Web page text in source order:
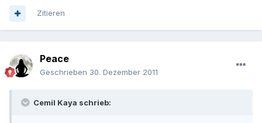
Zitieren
Peace
Geschrieben 30. Dezember 2011
Cemil Kaya schrieb: